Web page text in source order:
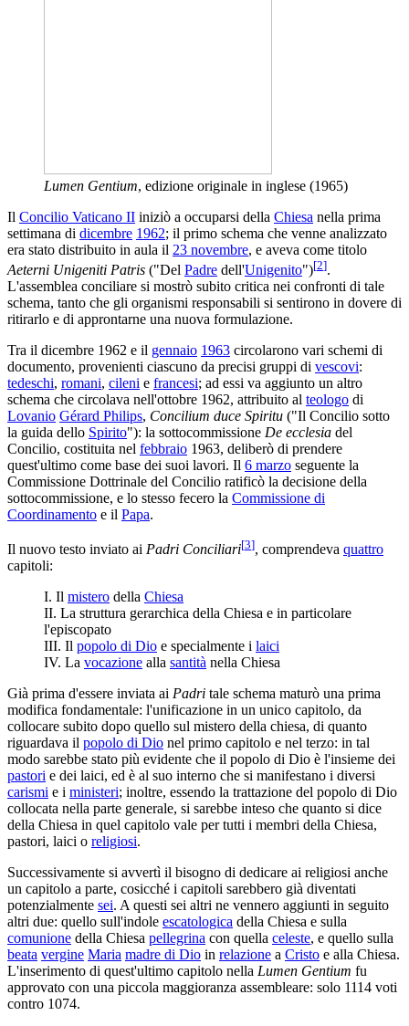
Lumen Gentium, edizione originale in inglese (1965)
Il Concilio Vaticano II iniziò a occuparsi della Chiesa nella prima
settimana di dicembre 1962; il primo schema che venne analizzato
era stato distribuito in aula il 23 novembre, e aveva come titolo
Aeterni Unigeniti Patris ("Del Padre dell'Unigenito")[2].
L'assemblea conciliare si mostrò subito critica nei confronti di tale
schema, tanto che gli organismi responsabili si sentirono in dovere di
ritirarlo e di approntarne una nuova formulazione.
Tra il dicembre 1962 e il gennaio 1963 circolarono vari schemi di
documento, provenienti ciascuno da precisi gruppi di vescovi:
tedeschi, romani, cileni e francesi; ad essi va aggiunto un altro
schema che circolava nell'ottobre 1962, attribuito al teologo di
Lovanio Gérard Philips, Concilium duce Spiritu ("Il Concilio sotto
la guida dello Spirito"): la sottocommissione De ecclesia del
Concilio, costituita nel febbraio 1963, deliberò di prendere
quest'ultimo come base dei suoi lavori. Il 6 marzo seguente la
Commissione Dottrinale del Concilio ratificò la decisione della
sottocommissione, e lo stesso fecero la Commissione di
Coordinamento e il Papa.
Il nuovo testo inviato ai Padri Conciliari[3], comprendeva quattro
capitoli:
I. Il mistero della Chiesa
II. La struttura gerarchica della Chiesa e in particolare
l'episcopato
III. Il popolo di Dio e specialmente i laici
IV. La vocazione alla santità nella Chiesa
Già prima d'essere inviata ai Padri tale schema maturò una prima
modifica fondamentale: l'unificazione in un unico capitolo, da
collocare subito dopo quello sul mistero della chiesa, di quanto
riguardava il popolo di Dio nel primo capitolo e nel terzo: in tal
modo sarebbe stato più evidente che il popolo di Dio è l'insieme dei
pastori e dei laici, ed è al suo interno che si manifestano i diversi
carismi e i ministeri; inoltre, essendo la trattazione del popolo di Dio
collocata nella parte generale, si sarebbe inteso che quanto si dice
della Chiesa in quel capitolo vale per tutti i membri della Chiesa,
pastori, laici o religiosi.
Successivamente si avvertì il bisogno di dedicare ai religiosi anche
un capitolo a parte, cosicché i capitoli sarebbero già diventati
potenzialmente sei. A questi sei altri ne vennero aggiunti in seguito
altri due: quello sull'indole escatologica della Chiesa e sulla
comunione della Chiesa pellegrina con quella celeste, e quello sulla
beata vergine Maria madre di Dio in relazione a Cristo e alla Chiesa.
L'inserimento di quest'ultimo capitolo nella Lumen Gentium fu
approvato con una piccola maggioranza assembleare: solo 1114 voti
contro 1074.